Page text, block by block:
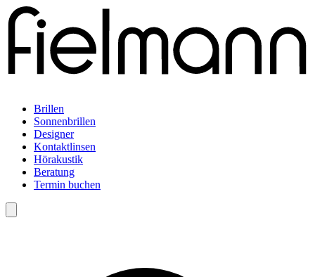
Brillen
Sonnenbrillen
Designer
Kontaktlinsen
Hörakustik
Beratung
Termin buchen